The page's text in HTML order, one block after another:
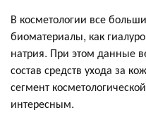
В косметологии все
биоматериалы, как
натрия. При этом данные
состав средств ухода за
сегмент
интересным.